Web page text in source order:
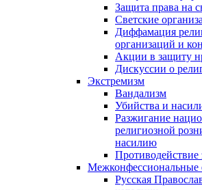
Защита права на
Светские
Диффамация
организаций и
Акции в защиту
Дискуссии о
Экстремизм
Вандализм
Убийства и
Разжигание
религиозной
насилию
Противодействие
Межконфессиональные
Русская